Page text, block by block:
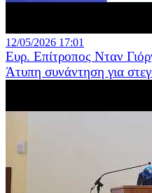
12/05/2026 17:01
Ευρ. Επίτροπος Νταν
Άτυπη συνάντηση για